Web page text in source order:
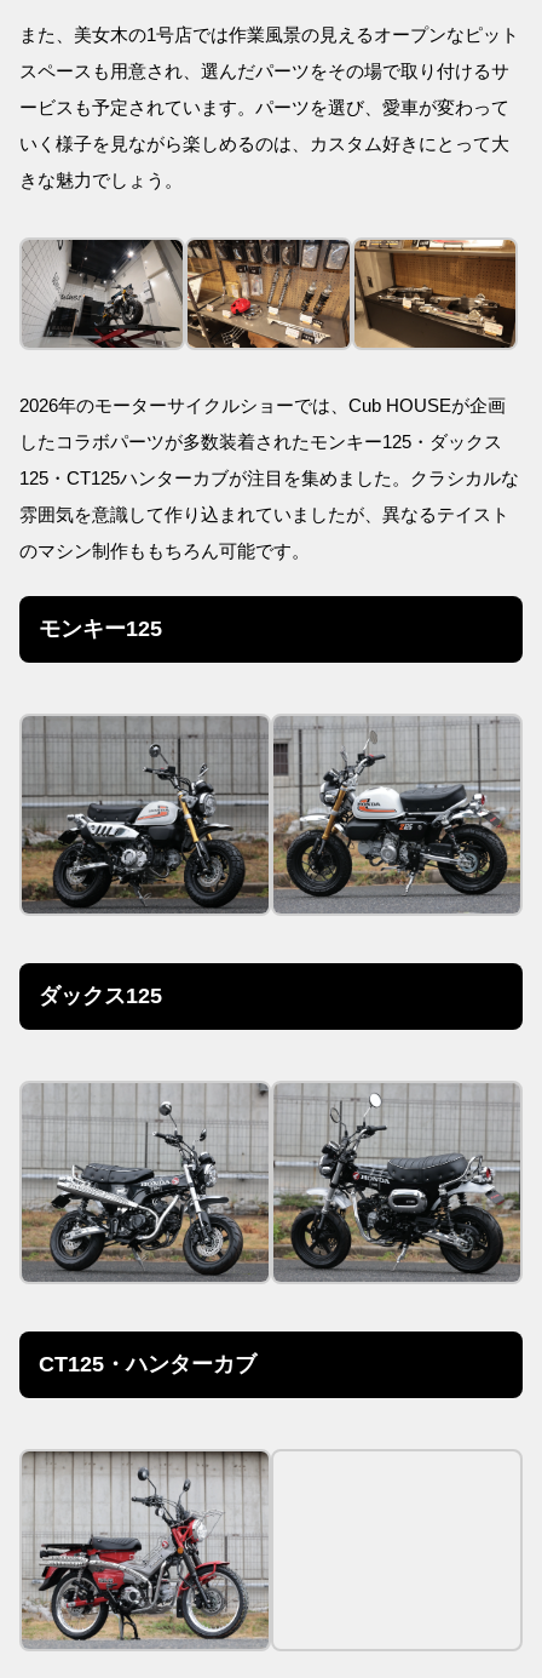
また、美女木の1号店では作業風景の見えるオープンなピット
スペースも用意され、選んだパーツをその場で取り付けるサ
ービスも予定されています。パーツを選び、愛車が変わって
いく様子を見ながら楽しめるのは、カスタム好きにとって大
きな魅力でしょう。
2026年のモーターサイクルショーでは、Cub HOUSEが企画
したコラボパーツが多数装着されたモンキー125・ダックス
125・CT125ハンターカブが注目を集めました。クラシカルな
雰囲気を意識して作り込まれていましたが、異なるテイスト
のマシン制作ももちろん可能です。
モンキー125
ダックス125
CT125・ハンターカブ